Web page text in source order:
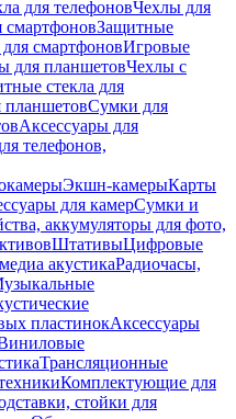
для телефоновЧехлы для
смартфоновЗащитные
смартфоновИгровые
для планшетовЧехлы с
стекла для
Сумки для
Аксессуары для
телефонов,
Экшн-камерыКарты
для камерСумки и
аккумуляторы для фото,
ШтативыЦифровые
акустикаРадиочасы,
пластинокАксессуары
Трансляционные
Комплектующие для
стойки для